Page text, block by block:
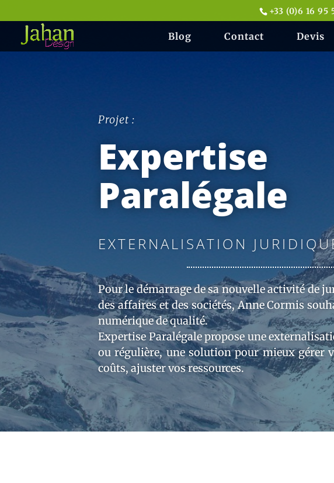
+33 (0)6 16 95
Blog Contact Devis
Projet :
Expertise
Paralégale
EXTERNALISATION
Pour le démarrage de sa nouvelle activité de
des affaires et des sociétés, Anne Cormis
numérique de qualité.
Expertise Paralégale propose une
ou régulière, une solution pour mieux gérer
coûts, ajuster vos ressources.